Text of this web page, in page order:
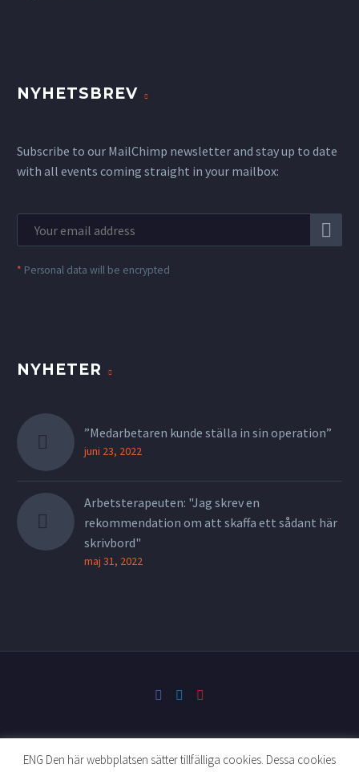
NYHETSBREV
Subscribe to our MailChimp newsletter and stay up to date
with all events coming straight in your mailbox:
* Personal data will be encrypted
NYHETER
”Medarbetaren kunde ställa in sin operation”
juni 23, 2022
Arbetsterapeuten: "Jag skrev en
rekommendation om att skaffa ett sådant här
skrivbord"
maj 31, 2022
ENG Den här webbplatsen sätter tillfälliga cookies. Dessa cookies